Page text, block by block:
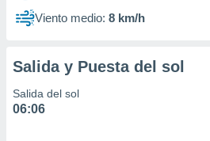
Viento medio: 8 km/h
Salida y Puesta del sol
Salida del sol
06:06